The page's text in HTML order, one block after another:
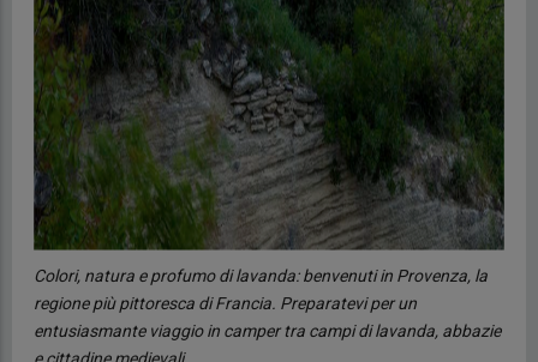
Colori, natura e profumo di lavanda: benvenuti in Provenza, la
regione più pittoresca di Francia. Preparatevi per un
entusiasmante viaggio in camper tra campi di lavanda, abbazie